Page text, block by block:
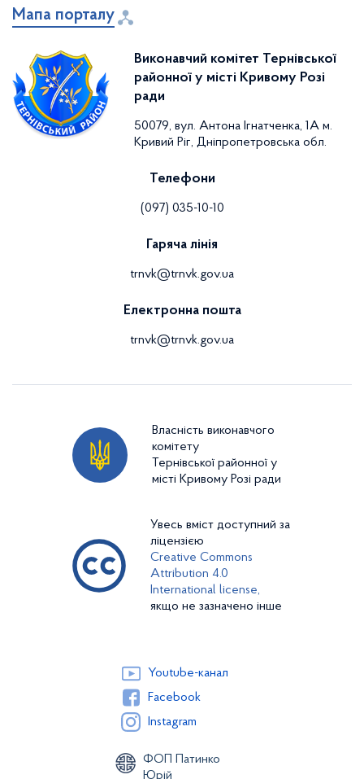
Мапа порталу
Виконавчий комітет Тернівської
районної у місті Кривому Розі
ради
50079, вул. Антона Ігнатченка, 1А м.
Кривий Ріг, Дніпропетровська обл.
Телефони
(097) 035-10-10
Гаряча лінія
trnvk@trnvk.gov.ua
Електронна пошта
trnvk@trnvk.gov.ua
Власність виконавчого
комітету
Тернівської районної у
місті Кривому Розі ради
Увесь вміст доступний за
ліцензією
Creative Commons
Attribution 4.0
International license,
якщо не зазначено інше
Youtube-канал
Facebook
Instagram
ФОП Патинко
Юрій